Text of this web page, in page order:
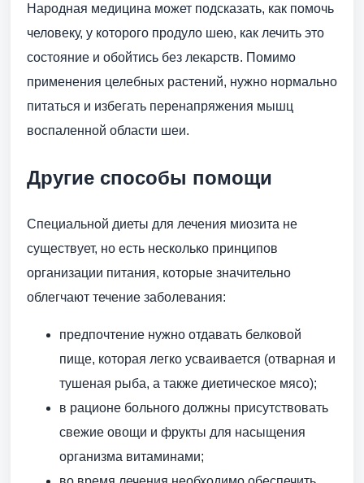
Народная медицина может подсказать, как помочь
человеку, у которого продуло шею, как лечить это
состояние и обойтись без лекарств. Помимо
применения целебных растений, нужно нормально
питаться и избегать перенапряжения мышц
воспаленной области шеи.
Другие способы помощи
Специальной диеты для лечения миозита не
существует, но есть несколько принципов
организации питания, которые значительно
облегчают течение заболевания:
предпочтение нужно отдавать белковой
пище, которая легко усваивается (отварная и
тушеная рыба, а также диетическое мясо);
в рационе больного должны присутствовать
свежие овощи и фрукты для насыщения
организма витаминами;